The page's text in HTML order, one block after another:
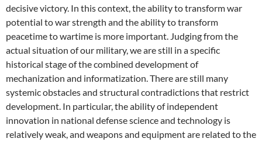
decisive victory. In this context, the ability to transform war
potential to war strength and the ability to transform
peacetime to wartime is more important. Judging from the
actual situation of our military, we are still in a specific
historical stage of the combined development of
mechanization and informatization. There are still many
systemic obstacles and structural contradictions that restrict
development. In particular, the ability of independent
innovation in national defense science and technology is
relatively weak, and weapons and equipment are related to the